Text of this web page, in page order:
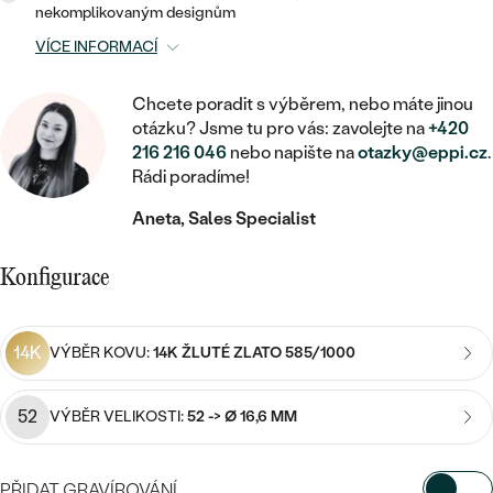
RUČNĚ RYTÉ
S VÝPLNÍ
SVATEBNÍ SETY
DLE CENY
CENOVĚ DOSTUPNÉ
LUXUSNÍ
ZAČÍT S LAB-GROWN DIAMANTEM
DLE DRAHOKAMU
DIAMANT
BAREVNÝ DIAMANT
ČERNÝ DIAMANT
DĚTSKÉ ŠPERKY
DOPLŇKY
DLE MATERIÁLU
ZLATO
PLATINA
DLE KAMENE
S DIAMANTY
DĚTSKÉ
DLE KAMENE
S DIAMANTY
S PERLAMI
DLE CENY
CENOVĚ DOSTUPNÉ
MEDAILONKY
VE TVARU SRDCE
SE ZVÍŘATY
DLE DRAHOKAMU
S DRAHOKAMY
S PERLAMI
DLE CENY
STATEMENT
PEČETNÍ
PERSONALIZOVANÉ
DLE DRAHOKAMU
S DIAMANTY
S DRAHOKAMY
S PERLAMI
nekomplikovaným designům
VÍCE INFORMACÍ
Chcete poradit s výběrem, nebo máte jinou
otázku? Jsme tu pro vás: zavolejte na+420
216 216 046 nebo napište naotazky@eppi.cz.
Rádi poradíme!
Aneta, Sales Specialist
Konfigurace
14K VÝBĚR KOVU:14K ŽLUTÉ ZLATO 585/1000
52 VÝBĚR VELIKOSTI:52 -> Ø 16,6 MM